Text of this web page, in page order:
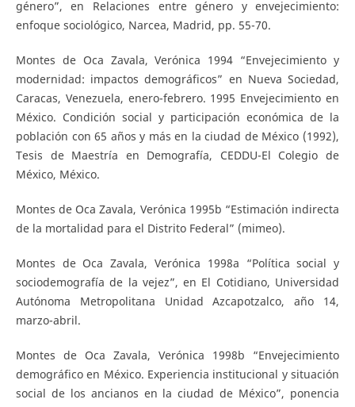
género”, en Relaciones entre género y envejecimiento:
enfoque sociológico, Narcea, Madrid, pp. 55-70.
Montes de Oca Zavala, Verónica 1994 “Envejecimiento y
modernidad: impactos demográficos” en Nueva Sociedad,
Caracas, Venezuela, enero-febrero. 1995 Envejecimiento en
México. Condición social y participación económica de la
población con 65 años y más en la ciudad de México (1992),
Tesis de Maestría en Demografía, CEDDU-El Colegio de
México, México.
Montes de Oca Zavala, Verónica 1995b “Estimación indirecta
de la mortalidad para el Distrito Federal” (mimeo).
Montes de Oca Zavala, Verónica 1998a “Política social y
sociodemografía de la vejez”, en El Cotidiano, Universidad
Autónoma Metropolitana Unidad Azcapotzalco, año 14,
marzo-abril.
Montes de Oca Zavala, Verónica 1998b “Envejecimiento
demográfico en México. Experiencia institucional y situación
social de los ancianos en la ciudad de México”, ponencia